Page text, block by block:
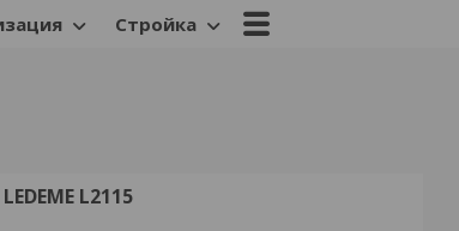
Стройка
L2115